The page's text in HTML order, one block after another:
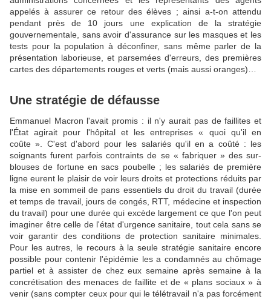
appelés à assurer ce retour des élèves ; ainsi a-t-on attendu
pendant près de 10 jours une explication de la stratégie
gouvernementale, sans avoir d'assurance sur les masques et les
tests pour la population à déconfiner, sans même parler de la
présentation laborieuse, et parsemées d'erreurs, des premières
cartes des départements rouges et verts (mais aussi oranges)…
Une stratégie de défausse
Emmanuel Macron l'avait promis : il n'y aurait pas de faillites et
l'État agirait pour l'hôpital et les entreprises « quoi qu'il en
coûte ». C'est d'abord pour les salariés qu'il en a coûté : les
soignants furent parfois contraints de se « fabriquer » des sur-
blouses de fortune en sacs poubelle ; les salariés de première
ligne eurent le plaisir de voir leurs droits et protections réduits par
la mise en sommeil de pans essentiels du droit du travail (durée
et temps de travail, jours de congés, RTT, médecine et inspection
du travail) pour une durée qui excède largement ce que l'on peut
imaginer être celle de l'état d'urgence sanitaire, tout cela sans se
voir garantir des conditions de protection sanitaire minimales.
Pour les autres, le recours à la seule stratégie sanitaire encore
possible pour contenir l'épidémie les a condamnés au chômage
partiel et à assister de chez eux semaine après semaine à la
concrétisation des menaces de faillite et de « plans sociaux » à
venir (sans compter ceux pour qui le télétravail n'a pas forcément